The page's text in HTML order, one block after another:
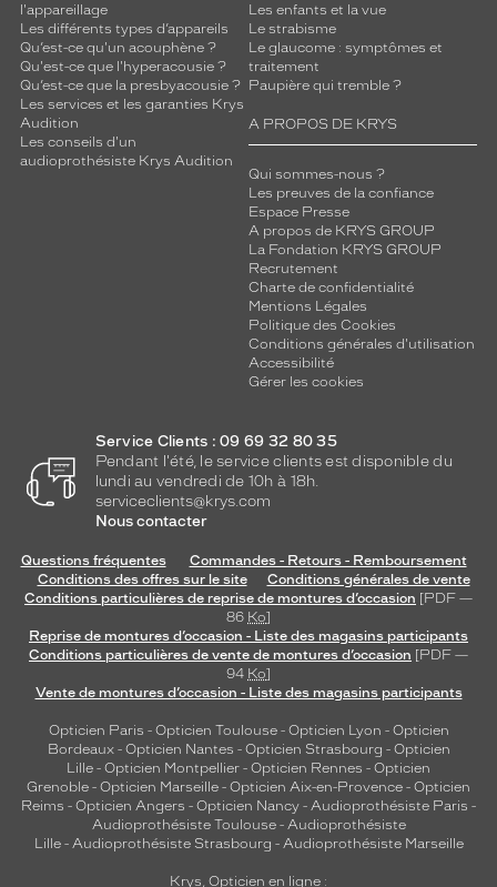
l'appareillage
Les différents types d’appareils
Qu’est-ce qu'un acouphène ?
Qu'est-ce que l'hyperacousie ?
Qu’est-ce que la presbyacousie ?
Les services et les garanties Krys
Audition
Les conseils d'un
audioprothésiste Krys Audition
Les enfants et la vue
Le strabisme
Le glaucome : symptômes et
traitement
Paupière qui tremble ?
A PROPOS DE KRYS
Qui sommes-nous ?
Les preuves de la confiance
Espace Presse
A propos de KRYS GROUP
La Fondation KRYS GROUP
Recrutement
Charte de confidentialité
Mentions Légales
Politique des Cookies
Conditions générales d'utilisation
Accessibilité
Gérer les cookies
Service Clients : 09 69 32 80 35
Pendant l'été, le service clients est disponible du
lundi au vendredi de 10h à 18h.
serviceclients@krys.com
Nous contacter
Questions fréquentes
Commandes - Retours - Remboursement
Conditions des offres sur le site
Conditions générales de vente
Conditions particulières de reprise de montures d’occasion [PDF —
86 Ko]
Reprise de montures d’occasion - Liste des magasins participants
Conditions particulières de vente de montures d’occasion [PDF —
94 Ko]
Vente de montures d’occasion - Liste des magasins participants
Opticien Paris - Opticien Toulouse- Opticien Lyon - Opticien
Bordeaux- Opticien Nantes - Opticien Strasbourg - Opticien
Lille - Opticien Montpellier - Opticien Rennes - Opticien
Grenoble - Opticien Marseille - Opticien Aix-en-Provence - Opticien
Reims - Opticien Angers - Opticien Nancy - Audioprothésiste Paris -
Audioprothésiste Toulouse- Audioprothésiste
Lille- Audioprothésiste Strasbourg - Audioprothésiste Marseille
Krys, Opticien en ligne :